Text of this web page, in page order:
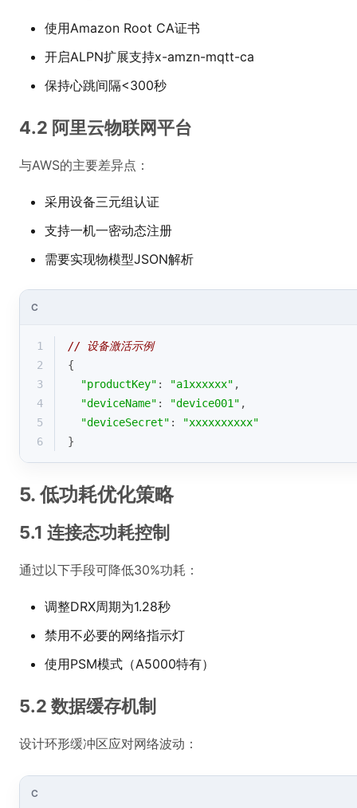
使用Amazon Root CA证书
开启ALPN扩展支持x-amzn-mqtt-ca
保持心跳间隔<300秒
4.2 阿里云物联网平台
与AWS的主要差异点：
采用设备三元组认证
支持一机一密动态注册
需要实现物模型JSON解析
C
1
// 设备激活示例
2
{
3
"productKey" : "a1xxxxxx" ,
4
"deviceName" : "device001" ,
5
"deviceSecret" :
"xxxxxxxxxx"
6
}
5. 低功耗优化策略
5.1 连接态功耗控制
通过以下手段可降低30%功耗：
调整DRX周期为1.28秒
禁用不必要的网络指示灯
使用PSM模式（A5000特有）
5.2 数据缓存机制
设计环形缓冲区应对网络波动：
C